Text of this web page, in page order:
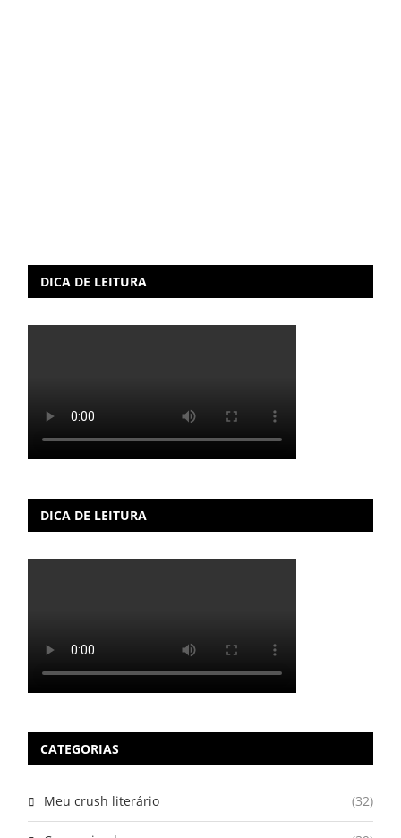
DICA DE LEITURA
DICA DE LEITURA
CATEGORIAS
Meu crush literário (32)